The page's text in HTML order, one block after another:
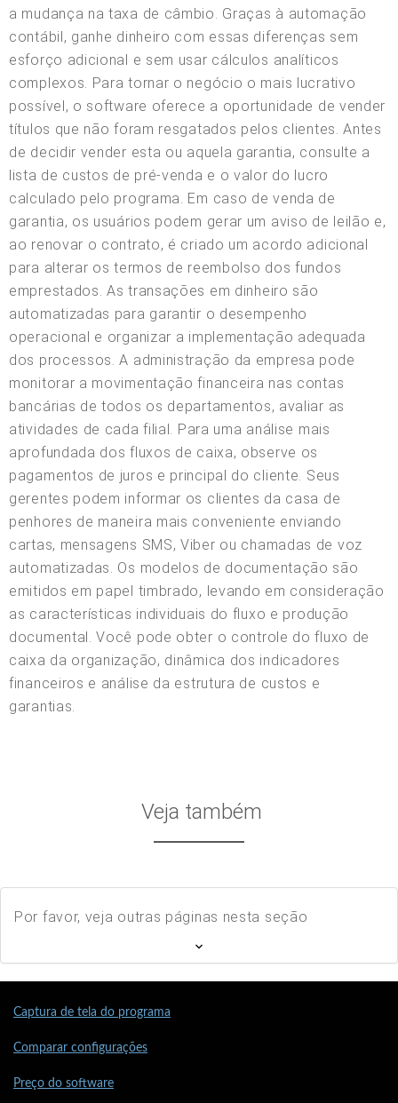
a mudança na taxa de câmbio. Graças à automação
contábil, ganhe dinheiro com essas diferenças sem
esforço adicional e sem usar cálculos analíticos
complexos. Para tornar o negócio o mais lucrativo
possível, o software oferece a oportunidade de vender
títulos que não foram resgatados pelos clientes. Antes
de decidir vender esta ou aquela garantia, consulte a
lista de custos de pré-venda e o valor do lucro
calculado pelo programa. Em caso de venda de
garantia, os usuários podem gerar um aviso de leilão e,
ao renovar o contrato, é criado um acordo adicional
para alterar os termos de reembolso dos fundos
emprestados. As transações em dinheiro são
automatizadas para garantir o desempenho
operacional e organizar a implementação adequada
dos processos. A administração da empresa pode
monitorar a movimentação financeira nas contas
bancárias de todos os departamentos, avaliar as
atividades de cada filial. Para uma análise mais
aprofundada dos fluxos de caixa, observe os
pagamentos de juros e principal do cliente. Seus
gerentes podem informar os clientes da casa de
penhores de maneira mais conveniente enviando
cartas, mensagens SMS, Viber ou chamadas de voz
automatizadas. Os modelos de documentação são
emitidos em papel timbrado, levando em consideração
as características individuais do fluxo e produção
documental. Você pode obter o controle do fluxo de
caixa da organização, dinâmica dos indicadores
financeiros e análise da estrutura de custos e
garantias.
Veja também
Por favor, veja outras páginas nesta seção
Captura de tela do programa
Comparar configurações
Preço do software